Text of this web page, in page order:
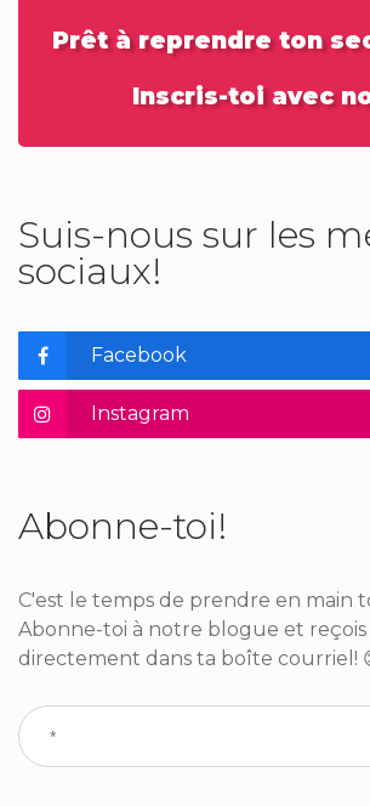
Prêt à reprendre ton
Inscris-toi avec
Suis-nous sur les
sociaux!
Facebook
Instagram
Abonne-toi!
C'est le temps de prendre en main
Abonne-toi à notre blogue et reçois
directement dans ta boîte courriel!